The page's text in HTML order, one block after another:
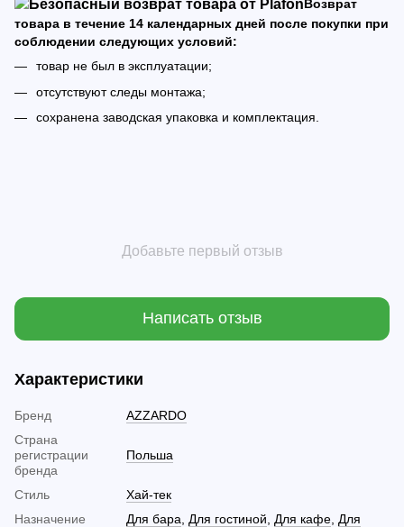
Возврат
товара в течение 14 календарных дней после покупки при
соблюдении следующих условий:
товар не был в эксплуатации;
отсутствуют следы монтажа;
сохранена заводская упаковка и комплектация.
Добавьте первый отзыв
Написать отзыв
Характеристики
Бренд
AZZARDO
Страна
регистрации
бренда
Польша
Стиль
Хай-тек
Назначение
Для бара Для гостиной Для кафе Для